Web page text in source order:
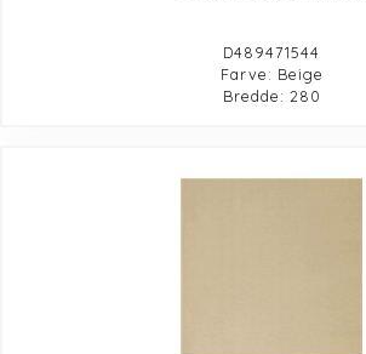
D489471544
Farve: Beige
Bredde: 280